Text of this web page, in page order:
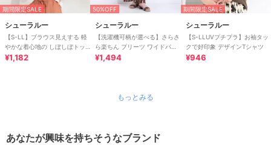
期間限定SALE
シューラルー
【S-LL】ブラウス見えする 軽
やかな着心地の しぼしぼトッ
プス
¥1,182
50%OFF
シューラルー
【洗濯機可柄が選べる】さらさ
ら楽ちん プリーツ ワイドパン
ツ
¥1,494
期間限定SALE
シューラルー
【S-LLUVプチプラ】お袖タッ
クで好印象 デザインTシャツ
¥946
もっとみる
あなたが興味を持ちそうなブランド